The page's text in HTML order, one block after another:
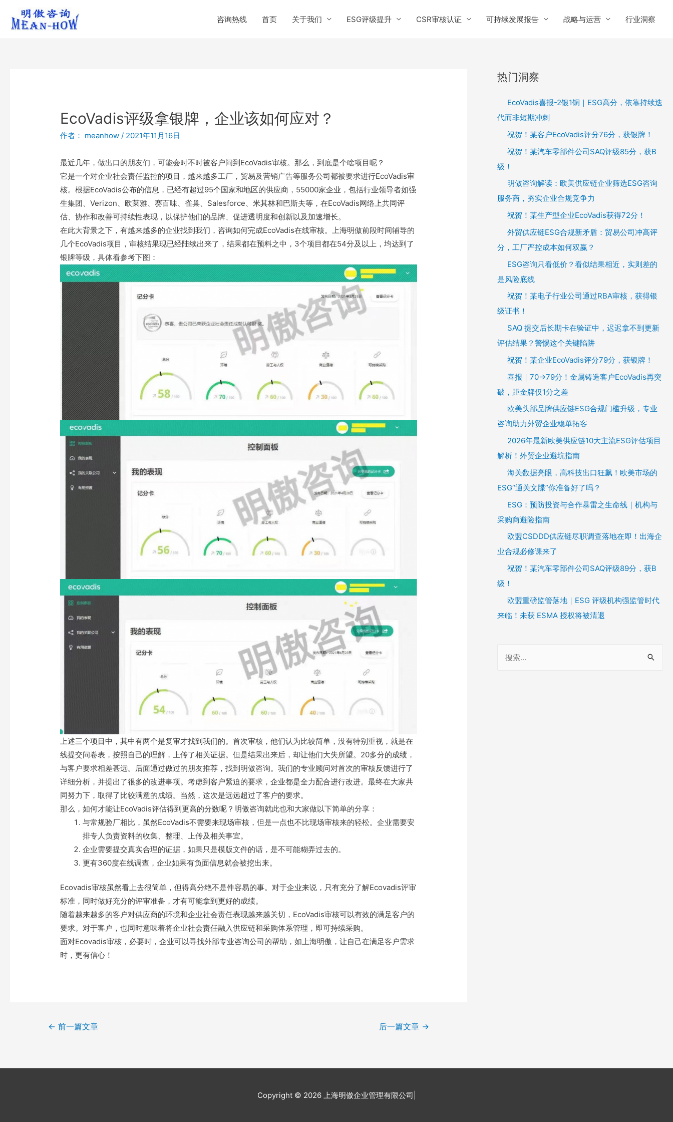
咨询热线 首页 关于我们 ESG评级提升 CSR审核认证 可持续发展报告 战略与运营 行业洞察
EcoVadis评级拿银牌，企业该如何应对？
作者： meanhow / 2021年11月16日
最近几年，做出口的朋友们，可能会时不时被客户问到EcoVadis审核。那么，到底是个啥项目呢？
它是一个对企业社会责任监控的项目，越来越多工厂，贸易及营销广告等服务公司都被要求进行EcoVadis审
核。根据EcoVadis公布的信息，已经有超过95个国家和地区的供应商，55000家企业，包括行业领导者如强
生集团、Verizon、欧莱雅、赛百味、雀巢、Salesforce、米其林和巴斯夫等，在EcoVadis网络上共同评
估、协作和改善可持续性表现，以保护他们的品牌、促进透明度和创新以及加速增长。
在此大背景之下，有越来越多的企业找到我们，咨询如何完成EcoVadis在线审核。上海明傲前段时间辅导的
几个EcoVadis项目，审核结果现已经陆续出来了，结果都在预料之中，3个项目都在54分及以上，均达到了
银牌等级，具体看参考下图：
上述三个项目中，其中有两个是复审才找到我们的。首次审核，他们认为比较简单，没有特别重视，就是在
线提交问卷表，按照自己的理解，上传了相关证据。但是结果出来后，却让他们大失所望。20多分的成绩，
与客户要求相差甚远。后面通过做过的朋友推荐，找到明傲咨询。我们的专业顾问对首次的审核反馈进行了
详细分析，并提出了很多的改进事项。考虑到客户紧迫的要求，企业都是全力配合进行改进。最终在大家共
同努力下，取得了比较满意的成绩。当然，这次是远远超过了客户的要求。
那么，如何才能让EcoVadis评估得到更高的分数呢？明傲咨询就此也和大家做以下简单的分享：
与常规验厂相比，虽然EcoVadis不需要来现场审核，但是一点也不比现场审核来的轻松。企业需要安
排专人负责资料的收集、整理、上传及相关事宜。
企业需要提交真实合理的证据，如果只是模版文件的话，是不可能糊弄过去的。
更有360度在线调查，企业如果有负面信息就会被挖出来。
Ecovadis审核虽然看上去很简单，但得高分绝不是件容易的事。对于企业来说，只有充分了解Ecovadis评审
标准，同时做好充分的评审准备，才有可能拿到更好的成绩。
随着越来越多的客户对供应商的环境和企业社会责任表现越来越关切，EcoVadis审核可以有效的满足客户的
要求。对于客户，也同时意味着将企业社会责任融入供应链和采购体系管理，即可持续采购。
面对Ecovadis审核，必要时，企业可以寻找外部专业咨询公司的帮助，如上海明傲，让自己在满足客户需求
时，更有信心！
← 前一篇文章 后一篇文章 →
热门洞察
EcoVadis喜报-2银1铜｜ESG高分，依靠持续迭
代而非短期冲刺
祝贺！某客户EcoVadis评分76分，获银牌！
祝贺！某汽车零部件公司SAQ评级85分，获B
级！
明傲咨询解读：欧美供应链企业筛选ESG咨询
服务商，夯实企业合规竞争力
祝贺！某生产型企业EcoVadis获得72分！
外贸供应链ESG合规新矛盾：贸易公司冲高评
分，工厂严控成本如何双赢？
ESG咨询只看低价？看似结果相近，实则差的
是风险底线
祝贺！某电子行业公司通过RBA审核，获得银
级证书！
SAQ 提交后长期卡在验证中，迟迟拿不到更新
评估结果？警惕这个关键陷阱
祝贺！某企业EcoVadis评分79分，获银牌！
喜报｜70→79分！金属铸造客户EcoVadis再突
破，距金牌仅1分之差
欧美头部品牌供应链ESG合规门槛升级，专业
咨询助力外贸企业稳单拓客
2026年最新欧美供应链10大主流ESG评估项目
解析！外贸企业避坑指南
海关数据亮眼，高科技出口狂飙！欧美市场的
ESG“通关文牒”你准备好了吗？
ESG：预防投资与合作暴雷之生命线｜机构与
采购商避险指南
欧盟CSDDD供应链尽职调查落地在即！出海企
业合规必修课来了
祝贺！某汽车零部件公司SAQ评级89分，获B
级！
欧盟重磅监管落地｜ESG 评级机构强监管时代
来临！未获 ESMA 授权将被清退
Copyright © 2026 上海明傲企业管理有限公司|